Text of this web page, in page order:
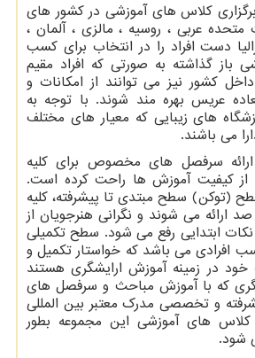
کلاس های آموزشی در کشور های
متحده عربی ، روسیه ، مالزی ، آلمان ،
دست افراد را در انتخاب برای کسب
باز گذاشته به صورتی که افراد مقیم
کشور نیز می توانند از امکانات و
عریس بهره مند شوند. با توجه به
های زیبایی که معیار های مختلف
می باشند.
ارائه سرفصل های مخصوص برای کلیه
از کیفیت آموزش ها راحت کرده است.
(توکن) سطح مبتدی تا پیشرفته، کلیه
ارائه می شوند و نگرانی هنرجویان از
ابتدایی رفع می شود. سطح تکمیلی
افرادی می باشد که خواستار تکمیل و
خود در زمینه آموزش ارایشگری هستند
که با آموزش مباحث و سرفصل های
و تخصصی مدرک معتبر بین المللی
کلاس های آموزشی این مجموعه بطور
شود.